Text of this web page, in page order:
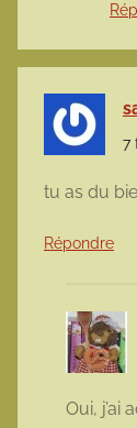
7
tu as du
Répondre
Oui, j’ai